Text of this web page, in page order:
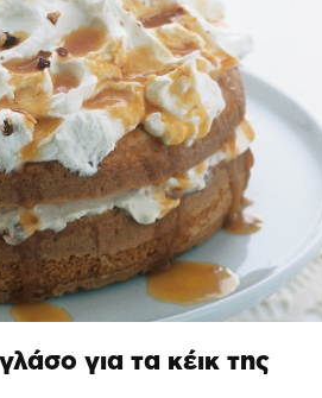
για τα κέικ της